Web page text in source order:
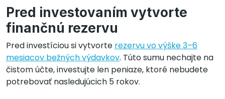
Pred investovaním vytvorte
finančnú rezervu
Pred investíciou si vytvorte rezervu vo výške 3–6
mesiacov bežných výdavkov. Túto sumu nechajte na
čistom účte, investujte len peniaze, ktoré nebudete
potrebovať nasledujúcich 5 rokov.